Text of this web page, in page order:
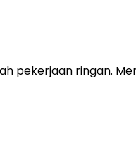
pekerjaan ringan.